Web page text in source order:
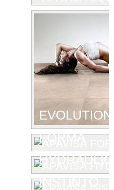
EVOLUTION
FORMA
HYDRAULIC
INSTINTO